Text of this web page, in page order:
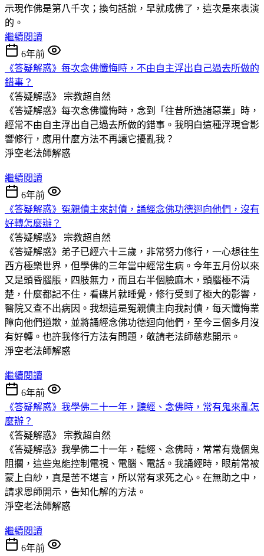
示現作佛是第八千次；換句話說，早就成佛了，這次是來表演
的。
繼續閱讀
6年前
《答疑解惑》每次念佛懺悔時，不由自主浮出自己過去所做的
錯事？
《答疑解惑》 宗教超自然
《答疑解惑》每次念佛懺悔時，念到「往昔所造諸惡業」時，
經常不由自主浮出自己過去所做的錯事。我明白這種浮現會影
響修行，應用什麼方法不再讓它擾亂我？
淨空老法師解惑
繼續閱讀
6年前
《答疑解惑》冤親債主來討債，誦經念佛功德迴向他們，沒有
好轉怎麼辦？
《答疑解惑》 宗教超自然
《答疑解惑》弟子已經六十三歲，非常努力修行，一心想往生
西方極樂世界，但學佛的三年當中經常生病。今年五月份以來
又是頭昏腦脹，四肢無力，而且右半個臉麻木，頭腦極不清
楚，什麼都記不住，看碟片就睡覺，修行受到了極大的影響，
醫院又查不出病因。我想這是冤親債主向我討債，每天懺悔業
障向他們道歉，並將誦經念佛功德迴向他們，至今三個多月沒
有好轉。也許我修行方法有問題，敬請老法師慈悲開示。
淨空老法師解惑
繼續閱讀
6年前
《答疑解惑》我學佛二十一年，聽經、念佛時，常有鬼來亂怎
麼辦？
《答疑解惑》 宗教超自然
《答疑解惑》我學佛二十一年，聽經、念佛時，常常有幾個鬼
阻攔，這些鬼能控制電視、電腦、電話。我誦經時，眼前常被
蒙上白紗，真是苦不堪言，所以常有求死之心。在無助之中，
請求恩師開示，告知化解的方法。
淨空老法師解惑
繼續閱讀
6年前